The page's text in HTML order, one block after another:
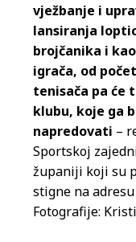
vježbanje i
lansiranja
brojčanika i
igrača, od
tenisača pa će
klubu, koje ga
napredovati –
Sportskoj
županiji koji su
stigne na adresu
Fotografije: